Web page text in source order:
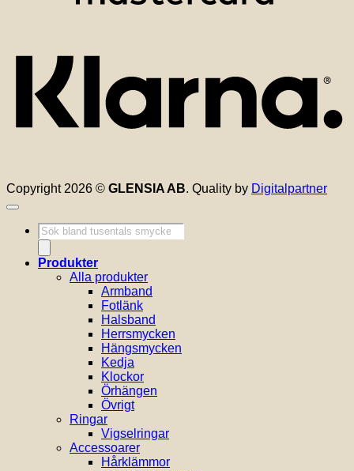
Copyright 2026 © GLENSIA AB. Quality by Digitalpartner
Produktsökning
Produkter
Alla produkter
Armband
Fotlänk
Halsband
Herrsmycken
Hängsmycken
Kedja
Klockor
Örhängen
Övrigt
Ringar
Vigselringar
Accessoarer
Hårklämmor